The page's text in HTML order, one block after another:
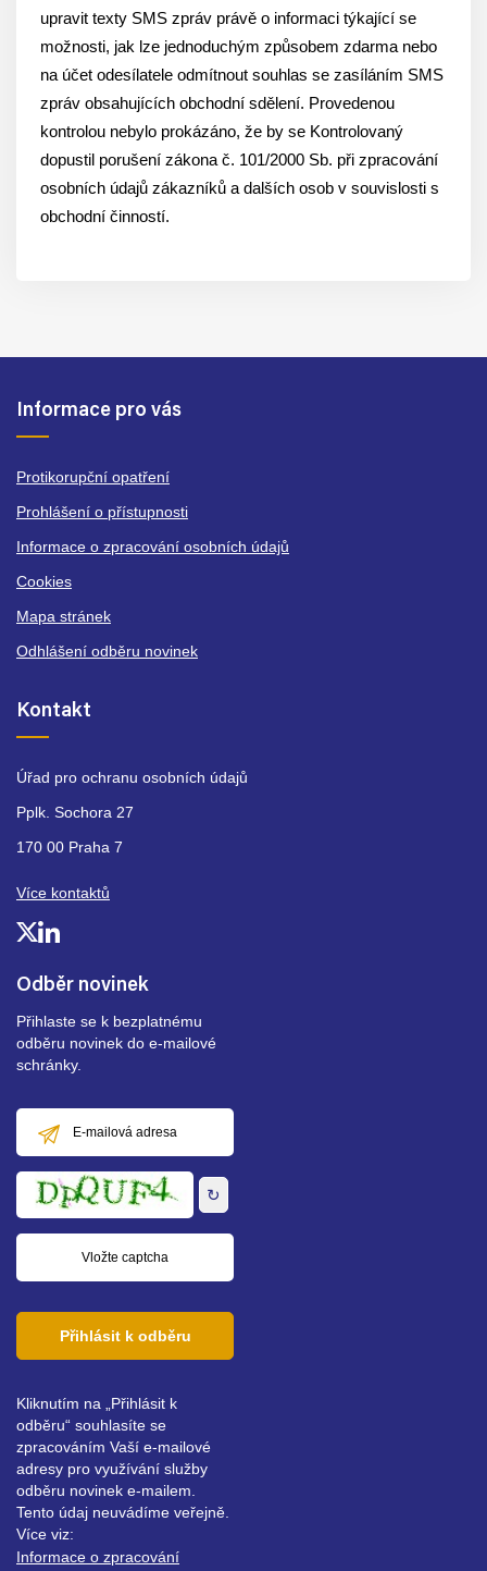
upravit texty SMS zpráv právě o informaci týkající se
možnosti, jak lze jednoduchým způsobem zdarma nebo
na účet odesílatele odmítnout souhlas se zasíláním SMS
zpráv obsahujících obchodní sdělení. Provedenou
kontrolou nebylo prokázáno, že by se Kontrolovaný
dopustil porušení zákona č. 101/2000 Sb. při zpracování
osobních údajů zákazníků a dalších osob v souvislosti s
obchodní činností.
Odběr novinek
Přihlaste se k bezplatnému
odběru novinek do e-mailové
schránky.
mailová
adresa
↻
Přihlásit k odběru
Kliknutím na „Přihlásit k
odběru“ souhlasíte se
zpracováním Vaší e-mailové
adresy pro využívání služby
odběru novinek e-mailem.
Tento údaj neuvádíme veřejně.
Více viz:
Informace o zpracování
Informace pro vás
Protikorupční opatření
Prohlášení o přístupnosti
Informace o zpracování osobních údajů
Cookies
Mapa stránek
Odhlášení odběru novinek
Kontakt
Úřad pro ochranu osobních údajů
Pplk. Sochora 27
170 00 Praha 7
Více kontaktů